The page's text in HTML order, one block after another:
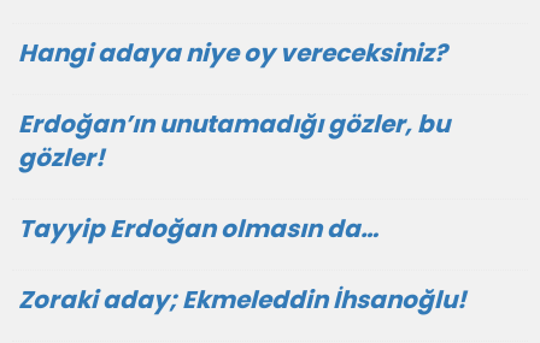
Hangi adaya niye oy vereceksiniz?
Erdoğan’ın unutamadığı gözler, bu
gözler!
Tayyip Erdoğan olmasın da…
Zoraki aday; Ekmeleddin İhsanoğlu!